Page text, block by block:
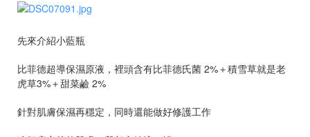
先來介紹小藍瓶
比菲德超導保濕原液，裡頭含有比菲德氏菌 2%＋積雪草就是老
虎草3%＋甜菜鹼 2%
針對肌膚保濕再穩定，同時還能做好修護工作